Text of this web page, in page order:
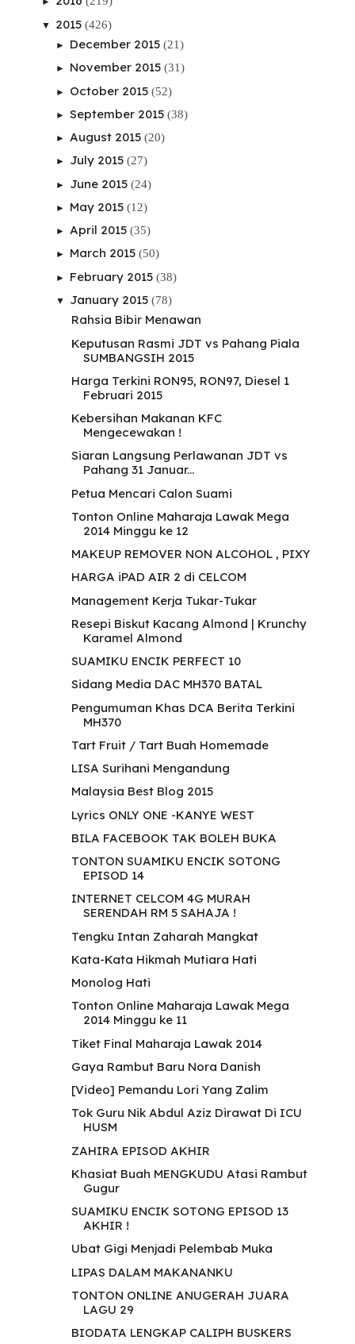
▼ 2015 (426)
► December 2015 (21)
► November 2015 (31)
► October 2015 (52)
► September 2015 (38)
► August 2015 (20)
► July 2015 (27)
► June 2015 (24)
► May 2015 (12)
► April 2015 (35)
► March 2015 (50)
► February 2015 (38)
▼ January 2015 (78)
Rahsia Bibir Menawan
Keputusan Rasmi JDT vs Pahang Piala
SUMBANGSIH 2015
Harga Terkini RON95, RON97, Diesel 1
Februari 2015
Kebersihan Makanan KFC
Mengecewakan !
Siaran Langsung Perlawanan JDT vs
Pahang 31 Januar...
Petua Mencari Calon Suami
Tonton Online Maharaja Lawak Mega
2014 Minggu ke 12
MAKEUP REMOVER NON ALCOHOL , PIXY
HARGA iPAD AIR 2 di CELCOM
Management Kerja Tukar-Tukar
Resepi Biskut Kacang Almond | Krunchy
Karamel Almond
SUAMIKU ENCIK PERFECT 10
Sidang Media DAC MH370 BATAL
Pengumuman Khas DCA Berita Terkini
MH370
Tart Fruit / Tart Buah Homemade
LISA Surihani Mengandung
Malaysia Best Blog 2015
Lyrics ONLY ONE -KANYE WEST
BILA FACEBOOK TAK BOLEH BUKA
TONTON SUAMIKU ENCIK SOTONG
EPISOD 14
INTERNET CELCOM 4G MURAH
SERENDAH RM 5 SAHAJA !
Tengku Intan Zaharah Mangkat
Kata-Kata Hikmah Mutiara Hati
Monolog Hati
Tonton Online Maharaja Lawak Mega
2014 Minggu ke 11
Tiket Final Maharaja Lawak 2014
Gaya Rambut Baru Nora Danish
[Video] Pemandu Lori Yang Zalim
Tok Guru Nik Abdul Aziz Dirawat Di ICU
HUSM
ZAHIRA EPISOD AKHIR
Khasiat Buah MENGKUDU Atasi Rambut
Gugur
SUAMIKU ENCIK SOTONG EPISOD 13
AKHIR !
Ubat Gigi Menjadi Pelembab Muka
LIPAS DALAM MAKANANKU
TONTON ONLINE ANUGERAH JUARA
LAGU 29
BIODATA LENGKAP CALIPH BUSKERS